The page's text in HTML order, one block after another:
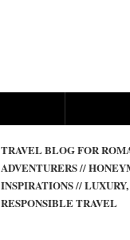
TRAVEL BLOG FOR
ADVENTURERS //
INSPIRATIONS //
RESPONSIBLE TRAVEL